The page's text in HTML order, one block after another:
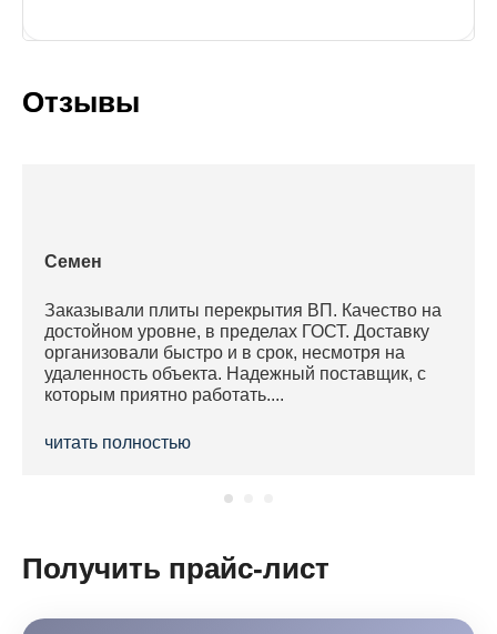
Отзывы
Заказывали плиты перекрытия ВП. Качество на
достойном уровне, в пределах ГОСТ. Доставку
организовали быстро и в срок, несмотря на
удаленность объекта. Надежный поставщик, с
которым приятно работать....
читать полностью
Семен
Получить прайс-лист